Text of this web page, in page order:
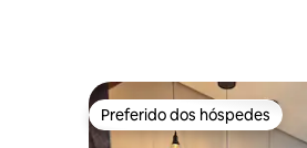
Preferido dos hóspedes
Preferido dos hóspedes